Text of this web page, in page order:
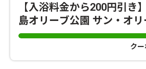
【入浴料金から200円引き
島オリーブ公園 サン・オ
クー